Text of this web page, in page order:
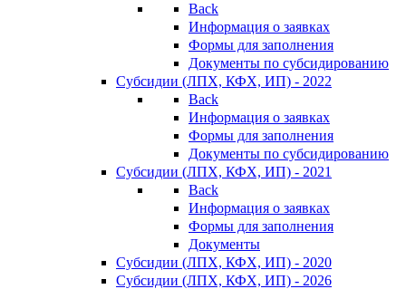
Back
Информация о заявках
Формы для заполнения
Документы по субсидированию
Субсидии (ЛПХ, КФХ, ИП) - 2022
Back
Информация о заявках
Формы для заполнения
Документы по субсидированию
Субсидии (ЛПХ, КФХ, ИП) - 2021
Back
Информация о заявках
Формы для заполнения
Документы
Субсидии (ЛПХ, КФХ, ИП) - 2020
Субсидии (ЛПХ, КФХ, ИП) - 2026